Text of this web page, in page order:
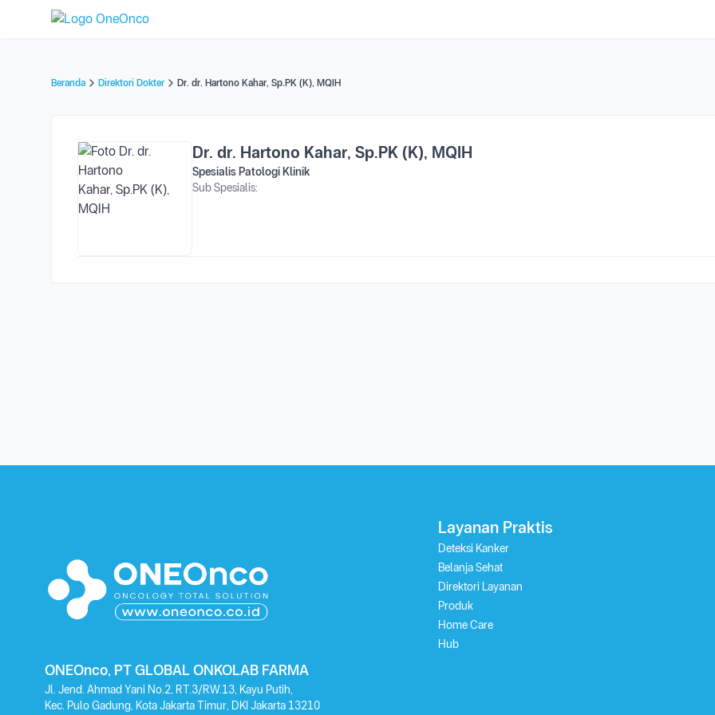
Beranda Direktori Dokter Dr. dr. Hartono Kahar, Sp.PK (K), MQIH
Dr. dr. Hartono Kahar, Sp.PK (K), MQIH
Spesialis Patologi Klinik
Sub Spesialis:
ONEOnco, PT GLOBAL ONKOLAB FARMA
Jl. Jend. Ahmad Yani No.2, RT.3/RW.13, Kayu Putih,
Kec. Pulo Gadung, Kota Jakarta Timur, DKI Jakarta 13210
Layanan Praktis
Deteksi Kanker
Belanja Sehat
Direktori Layanan
Produk
Home Care
Hub